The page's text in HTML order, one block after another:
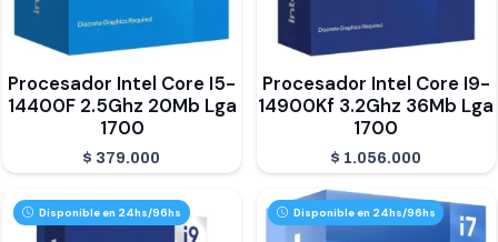
Procesador Intel Core I5-
14400F 2.5Ghz 20Mb Lga
1700
$ 379.000
Procesador Intel Core I9-
14900Kf 3.2Ghz 36Mb Lga
1700
$ 1.056.000
Disponible en 24hs/96hs Disponible en 24hs/96hs